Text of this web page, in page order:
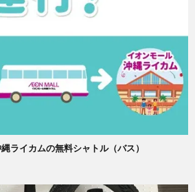
ライカムの無料シャトル（バス）